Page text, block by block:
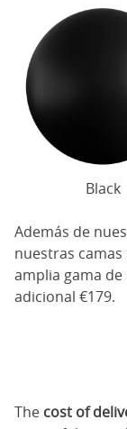
Black
Además de
nuestras
amplia gama
adicional €179.
The cost of